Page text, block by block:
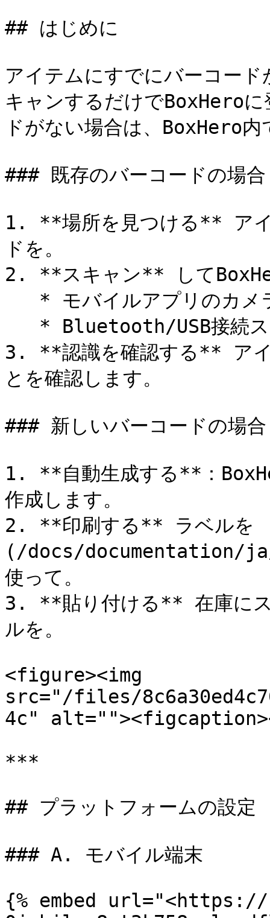
## はじめに
アイテムにすでにバーコー
キャンするだけでBoxHero
ドがない場合は、BoxHero
### 既存のバーコードの場合
1. **場所を見つける** アイ
ドを。
2. **スキャン** して
3. **認識を確認する** アイ
とを確認します。
### 新しいバーコードの場合
1. **自動生成する**：
作成します。
2. **印刷する** ラベルを
(/docs/documentation/
使って。
3. **貼り付ける** 在庫にス
ルを。
<figure><img
src="/files/
4c"
***
## プラットフォームの設定
### A. モバイル端末
{% embed url="<https://